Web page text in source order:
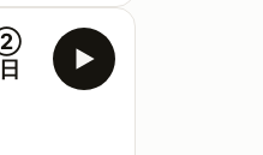
②